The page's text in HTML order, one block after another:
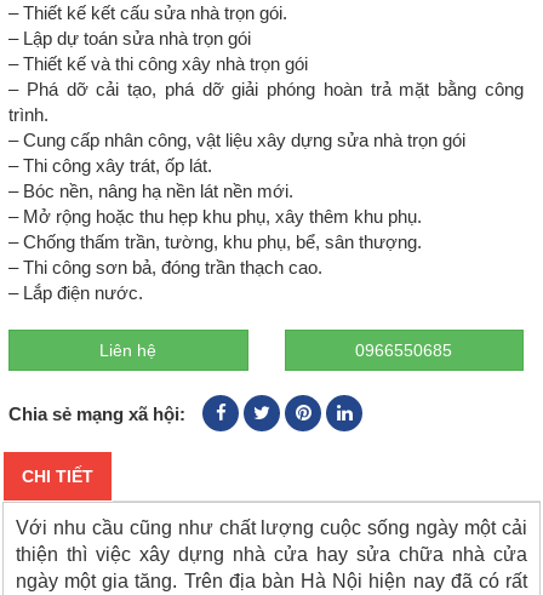
– Thiết kế kết cấu sửa nhà trọn gói.
– Lập dự toán sửa nhà trọn gói
– Thiết kế và thi công xây nhà trọn gói
– Phá dỡ cải tạo, phá dỡ giải phóng hoàn trả mặt bằng công
trình.
– Cung cấp nhân công, vật liệu xây dựng sửa nhà trọn gói
– Thi công xây trát, ốp lát.
– Bóc nền, nâng hạ nền lát nền mới.
– Mở rộng hoặc thu hẹp khu phụ, xây thêm khu phụ.
– Chống thấm trần, tường, khu phụ, bể, sân thượng.
– Thi công sơn bả, đóng trần thạch cao.
– Lắp điện nước.
Liên hệ 0966550685
Chia sẻ mạng xã hội:
CHI TIẾT
Với nhu cầu cũng như chất lượng cuộc sống ngày một cải
thiện thì việc xây dựng nhà cửa hay sửa chữa nhà cửa
ngày một gia tăng. Trên địa bàn Hà Nội hiện nay đã có rất